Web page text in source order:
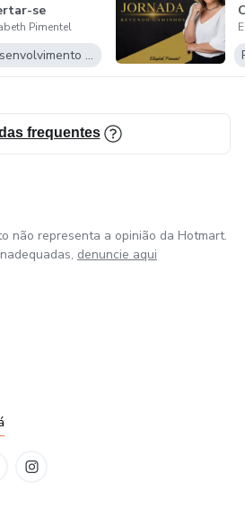
se
Pimentel
Desenvolvimento Pessoal
frequentes
não representa a opinião da Hotmart.
denuncie aqui